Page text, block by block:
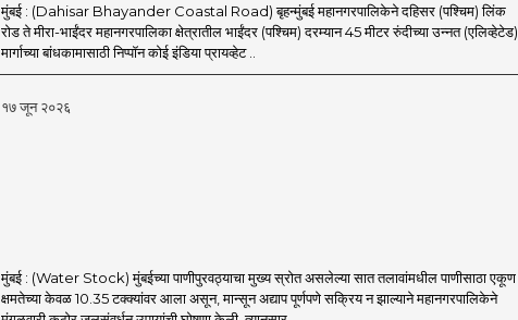
मुंबई : (Dahisar Bhayander Coastal Road) बृहन्मुंबई महानगरपालिकेने दहिसर (पश्चिम) लिंक
रोड ते मीरा-भाईंदर महानगरपालिका क्षेत्रातील भाईंदर (पश्चिम) दरम्यान 45 मीटर रुंदीच्या उन्नत (एलिव्हेटेड)
मार्गाच्या बांधकामासाठी निप्पॉन कोई इंडिया प्रायव्हेट ..
१७ जून २०२६
मुंबई : (Water Stock) मुंबईच्या पाणीपुरवठ्याचा मुख्य स्रोत असलेल्या सात तलावांमधील पाणीसाठा एकूण
क्षमतेच्या केवळ 10.35 टक्क्यांवर आला असून, मान्सून अद्याप पूर्णपणे सक्रिय न झाल्याने महानगरपालिकेने